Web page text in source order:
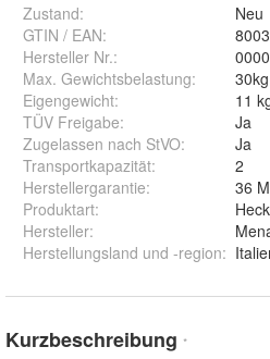
Zustand:
Neu
GTIN / EAN:
Hersteller Nr.:
Max. Gewichtsbelastung:
30kg
Eigengewicht:
11
TÜV Freigabe:
Ja
Zugelassen nach StVO:
Ja
Transportkapazität:
2
Herstellergarantie:
36
Produktart:
Hersteller:
Herstellungsland und -region:
Kurzbeschreibung *